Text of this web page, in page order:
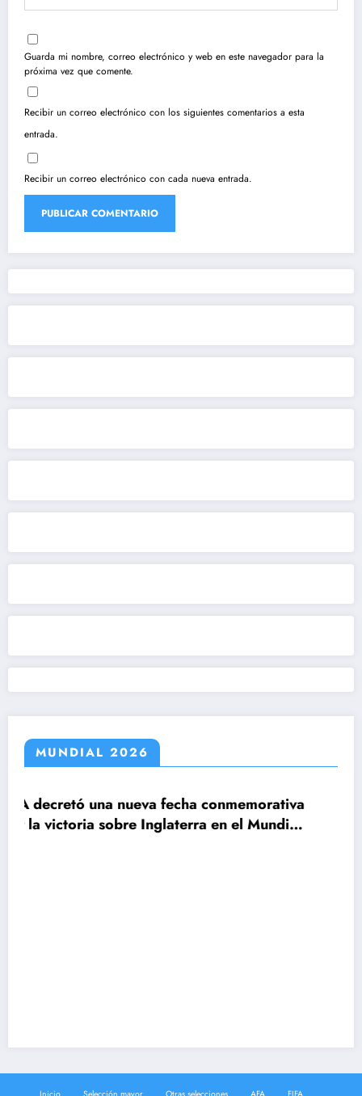
Guarda mi nombre, correo electrónico y web en este navegador para la
próxima vez que comente.
Recibir un correo electrónico con los siguientes comentarios a esta
entrada.
Recibir un correo electrónico con cada nueva entrada.
MUNDIAL 2026
fecha conmemorativa
Inglaterra en el Mundial